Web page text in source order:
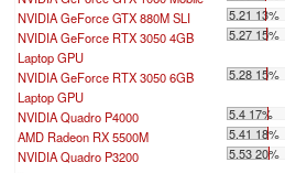
NVIDIA GeForce GTX 880M SLI
5.21 13%
NVIDIA GeForce RTX 3050 4GB
Laptop GPU
5.27 15%
NVIDIA GeForce RTX 3050 6GB
Laptop GPU
5.28 15%
NVIDIA Quadro P4000
5.4 17%
AMD Radeon RX 5500M
5.41 18%
NVIDIA Quadro P3200
5.53 20%